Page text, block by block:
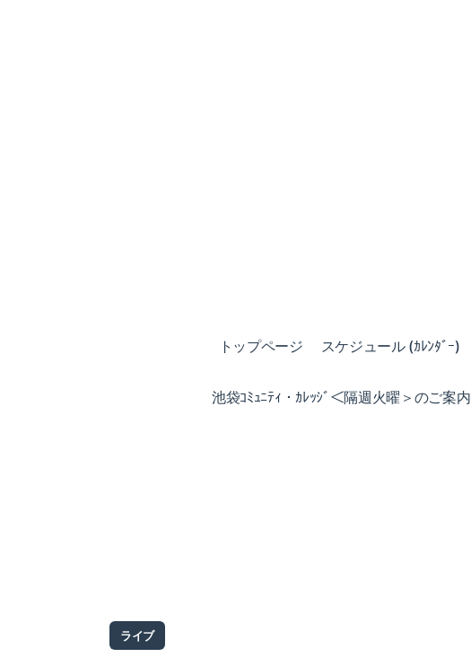
トップページ スケジュール (ｶﾚﾝﾀﾞｰ)
池袋ｺﾐｭﾆﾃｨ・ｶﾚｯｼﾞ＜隔週火曜＞のご案内
ライブ